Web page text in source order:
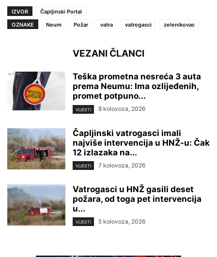
IZVOR
Čapljinski Portal
OZNAKE
Neum Požar vatra vatrogasci zelenikovac
VEZANI ČLANCI
Teška prometna nesreća 3 auta
prema Neumu: Ima ozlijeđenih,
promet potpuno...
VIJESTI 8 kolovoza, 2026
Čapljinski vatrogasci imali
najviše intervencija u HNŽ-u: Čak
12 izlazaka na...
VIJESTI 7 kolovoza, 2026
Vatrogasci u HNŽ gasili deset
požara, od toga pet intervencija
u...
VIJESTI 5 kolovoza, 2026